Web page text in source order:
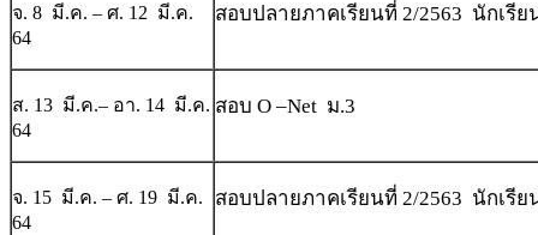
จ. 8 มี.ค. – ศ. 12 มี.ค.
64
สอบปลายภาคเรียนที่ 2/2563 นักเรีย
ส. 13 มี.ค.– อา. 14 มี.ค.
64
สอบ O –Net ม.3
จ. 15 มี.ค. – ศ. 19 มี.ค.
64
สอบปลายภาคเรียนที่ 2/2563 นักเรีย